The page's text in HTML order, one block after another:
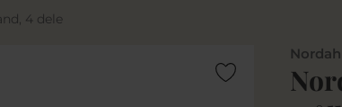
4 dele